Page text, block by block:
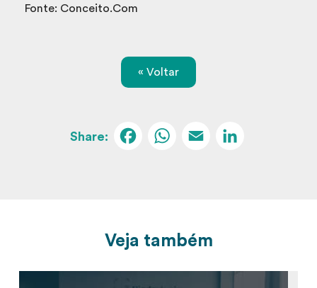
Fonte: Conceito.Com
« Voltar
Facebook
WhatsApp
Email
Veja também